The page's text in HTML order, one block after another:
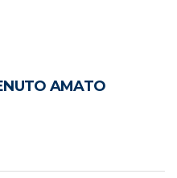
AMATO